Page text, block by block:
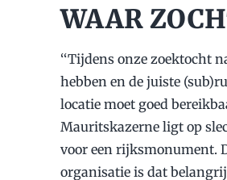
WAAR
‘‘Tijdens onze zoektocht
hebben en de juiste
locatie moet goed
Mauritskazerne ligt op
voor een rijksmonument.
organisatie is dat